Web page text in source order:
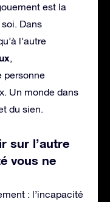
est la
Dans
l’autre
,
personne
Un monde dans
du sien.
sur l’autre
vous ne
: l’incapacité